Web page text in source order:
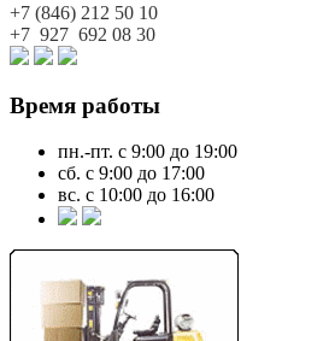
+7 (846) 212 50 10
+7 927 692 08 30
Время работы
пн.-пт. с 9:00 до 19:00
сб. с 9:00 до 17:00
вс. с 10:00 до 16:00